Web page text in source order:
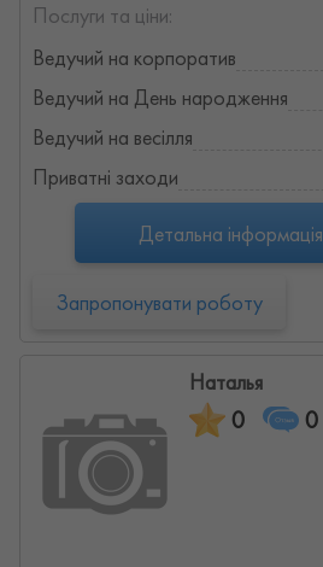
Послуги та ціни:
Ведучий на корпоратив
Ведучий на День народження
Ведучий на весілля
Приватні заходи
Детальна інформація
Запропонувати роботу
Наталья
0 0